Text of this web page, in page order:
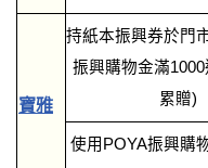
寶雅
持紙本振興券於門
振興購物金滿
累贈)
使用POYA振興購